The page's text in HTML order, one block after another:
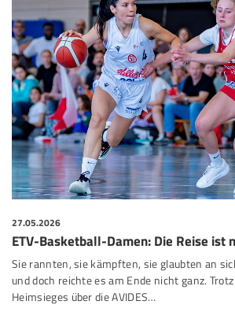
27.05.2026
ETV-Basketball-Damen: Die Reise ist
Sie rannten, sie kämpften, sie glaubten an
und doch reichte es am Ende nicht ganz.
Heimsieges über die AVIDES…